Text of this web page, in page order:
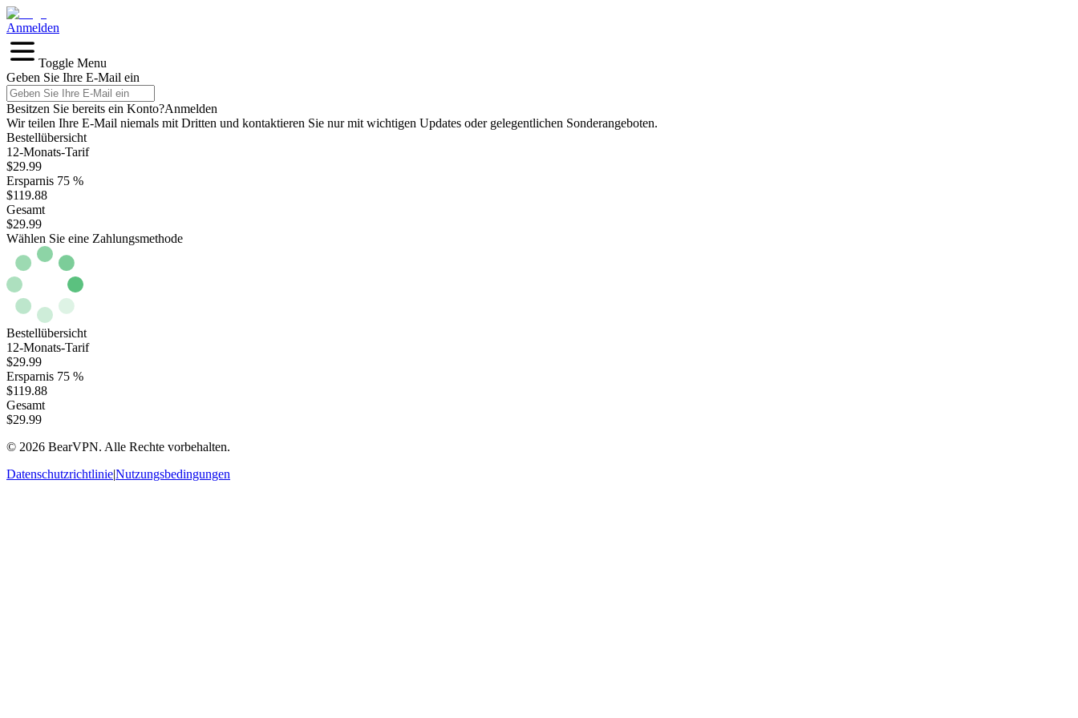
Anmelden
Toggle Menu
Geben Sie Ihre E-Mail ein
Besitzen Sie bereits ein Konto?Anmelden
Wir teilen Ihre E-Mail niemals mit Dritten und kontaktieren Sie nur mit wichtigen Updates oder gelegentlichen Sonderangeboten.
Bestellübersicht
12-Monats-Tarif
$29.99
Ersparnis 75 %
$119.88
Gesamt
$29.99
Wählen Sie eine Zahlungsmethode
Bestellübersicht
12-Monats-Tarif
$29.99
Ersparnis 75 %
$119.88
Gesamt
$29.99
© 2026 BearVPN. Alle Rechte vorbehalten.
Datenschutzrichtlinie|Nutzungsbedingungen